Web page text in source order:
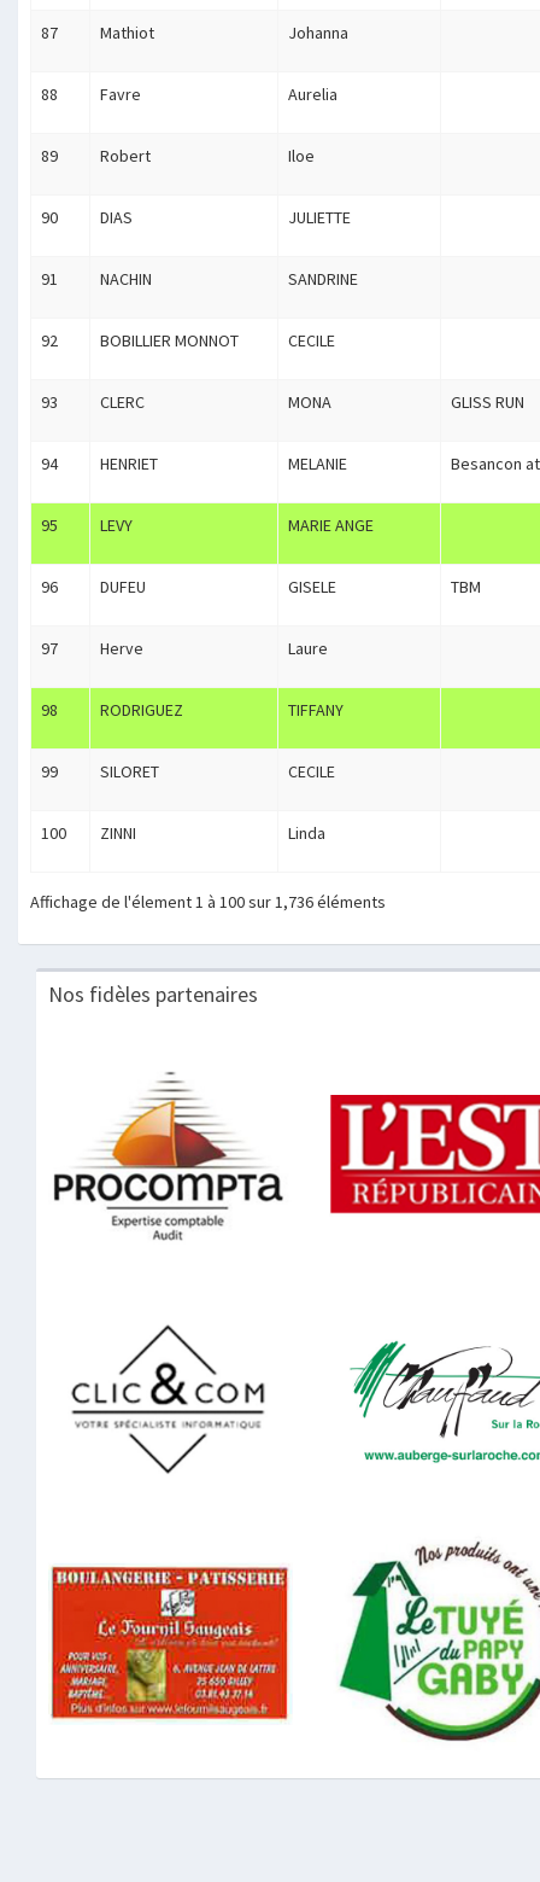
87 Mathiot Johanna
88 Favre Aurelia
89 Robert Iloe
90 DIAS JULIETTE
91 NACHIN SANDRINE
92 BOBILLIER MONNOT CECILE
93 CLERC MONA GLISS RUN
94 HENRIET MELANIE Besancon
95 LEVY MARIE ANGE
96 DUFEU GISELE TBM
97 Herve Laure
98 RODRIGUEZ TIFFANY
99 SILORET CECILE
100 ZINNI Linda
Affichage de l'élement 1 à 100 sur 1,736 éléments
Nos fidèles partenaires